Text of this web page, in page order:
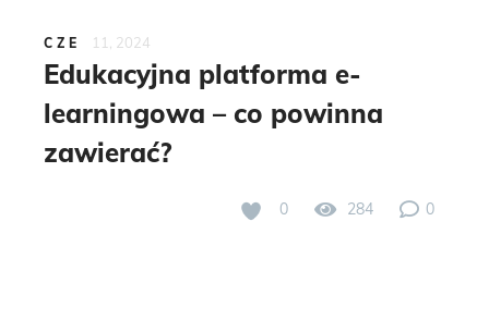
CZE 11, 2024
Edukacyjna platforma e-
learningowa – co powinna
zawierać?
0 284 0